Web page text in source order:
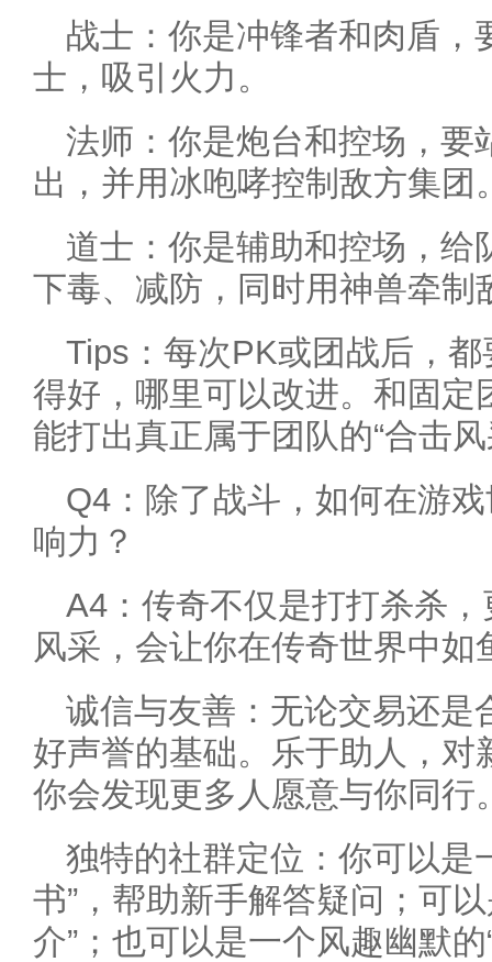
战士：你是冲锋者和肉盾，
士，吸引火力。
法师：你是炮台和控场，要
出，并用冰咆哮控制敌方集团
道士：你是辅助和控场，给
下毒、减防，同时用神兽牵制
Tips：每次PK或团战后，
得好，哪里可以改进。和固定
能打出真正属于团队的“合击风
Q4：除了战斗，如何在游
响力？
A4：传奇不仅是打打杀杀
风采，会让你在传奇世界中如
诚信与友善：无论交易还是
好声誉的基础。乐于助人，对
你会发现更多人愿意与你同行
独特的社群定位：你可以是
书”，帮助新手解答疑问；可
介”；也可以是一个风趣幽默